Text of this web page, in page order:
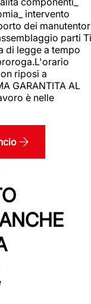
intervento
dei
parti Ti
di legge a tempo
riposi a
GARANTITA AL
è nelle